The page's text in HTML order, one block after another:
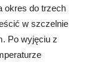
okres do trzech
w szczelnie
Po wyjęciu z